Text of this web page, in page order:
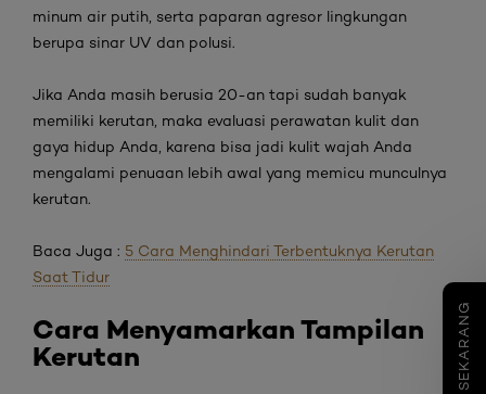
minum air putih, serta paparan agresor lingkungan
berupa sinar UV dan polusi.
Jika Anda masih berusia 20-an tapi sudah banyak
memiliki kerutan, maka evaluasi perawatan kulit dan
gaya hidup Anda, karena bisa jadi kulit wajah Anda
mengalami penuaan lebih awal yang memicu munculnya
kerutan.
Baca Juga : 5 Cara Menghindari Terbentuknya Kerutan
Saat Tidur
Cara Menyamarkan Tampilan
Kerutan